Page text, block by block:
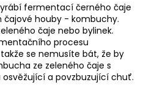
fermentací černého čaje
houby - kombuchy.
čaje nebo bylinek.
procesu
se nemusíte bát, že by
ze zeleného čaje s
a povzbuzující chuť.